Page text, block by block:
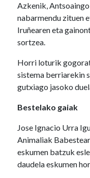
Azkenik,
nabarmendu zituen
Iruñearen eta
sortzea.
Horri loturik
sistema berriarekin
gutxiago jasoko
Bestelako gaiak
Jose Ignacio Urra
Animaliak
eskumen batzuk
daudela eskumen